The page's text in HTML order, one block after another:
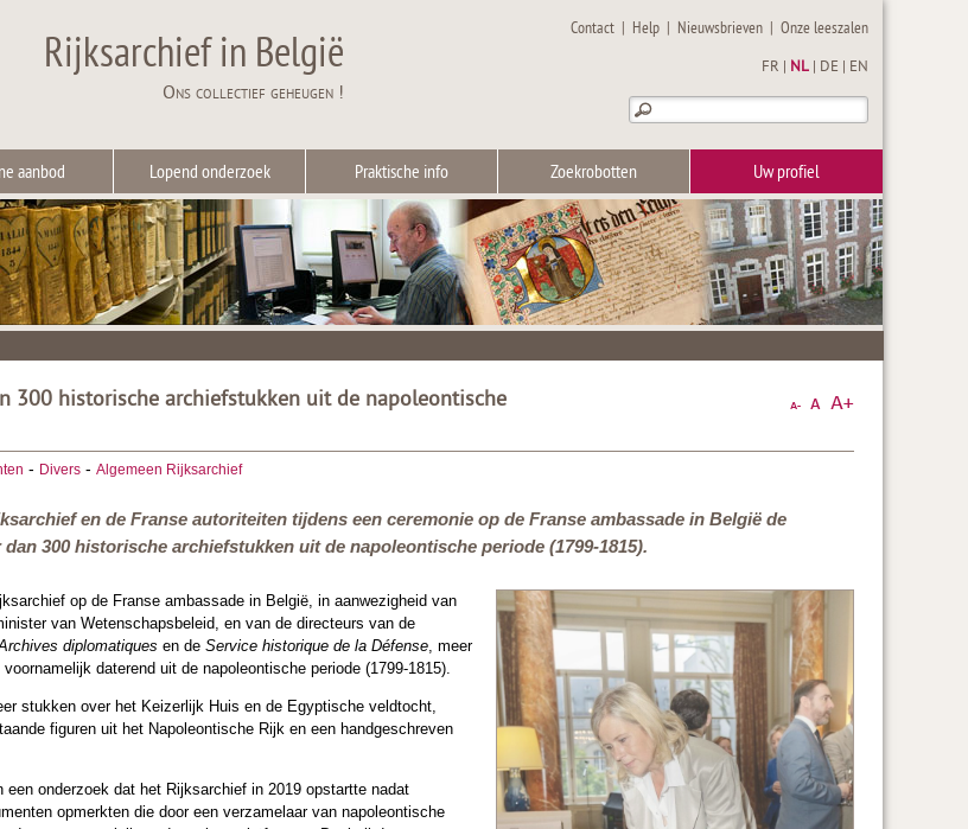
Rijksarchief in België
Ons collectief geheugen !
Contact | Help | Nieuwsbrieven |Onze leeszalen
FR NL DE EN
aanbod Lopend onderzoek Praktische info Zoekrobotten Uw profiel
300 historische archiefstukken uit de napoleontische
- Divers - Algemeen Rijksarchief
en de Franse autoriteiten tijdens een ceremonie op de Franse ambassade in België de
300 historische archiefstukken uit de napoleontische periode (1799-1815).
op de Franse ambassade in België, in aanwezigheid van
van Wetenschapsbeleid, en van de directeurs van de
diplomatiques en de Service historique de la Défense, meer
daterend uit de napoleontische periode (1799-1815).
stukken over het Keizerlijk Huis en de Egyptische veldtocht,
figuren uit het Napoleontische Rijk en een handgeschreven
onderzoek dat het Rijksarchief in 2019 opstartte nadat
opmerkten die door een verzamelaar van napoleontische